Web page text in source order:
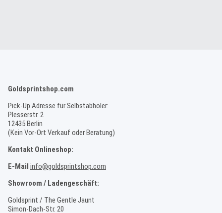
Goldsprintshop.com
Pick-Up Adresse für Selbstabholer:
Plesserstr. 2
12435 Berlin
(Kein Vor-Ort Verkauf oder Beratung)
Kontakt Onlineshop:
E-Mail info@goldsprintshop.com
Showroom / Ladengeschäft:
Goldsprint / The Gentle Jaunt
Simon-Dach-Str. 20